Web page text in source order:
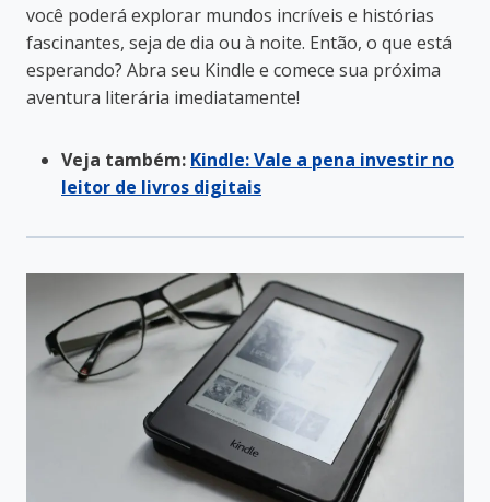
você poderá explorar mundos incríveis e histórias
fascinantes, seja de dia ou à noite. Então, o que está
esperando? Abra seu Kindle e comece sua próxima
aventura literária imediatamente!
Veja também: Kindle: Vale a pena investir no
leitor de livros digitais